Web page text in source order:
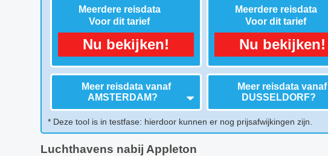
Meerdere reisdata
Voor dit tarief
Nu bekijken!
Meer reisdata vanaf
AMSTERDAM?
Meerdere reisdata
Voor dit tarief
Nu bekijken!
Meer reisdata vanaf
DUSSELDORF?
* Deze tool is in testfase: hierdoor kunnen er nog prijsafwijkingen zijn.
Luchthavens nabij Appleton